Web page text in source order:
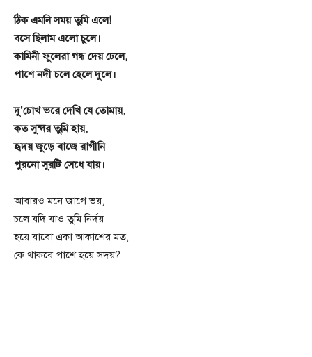
ঠিক এমনি সময় তুমি এলে!
বসে ছিলাম এলো চুলে।
কামিনী ফুলেরা গন্ধ দেয় ঢেলে,
পাশে নদী চলে হেলে দুলে।
দু’চোখ ভরে দেখি যে তোমায়,
কত সুন্দর তুমি হায়,
হৃদয় জুড়ে বাজে রাগীনি
পুরনো সুরটি সেধে যায়।
আবারও মনে জাগে ভয়,
চলে যদি যাও তুমি নির্দয়।
হয়ে যাবো একা আকাশের মত,
কে থাকবে পাশে হয়ে সদয়?